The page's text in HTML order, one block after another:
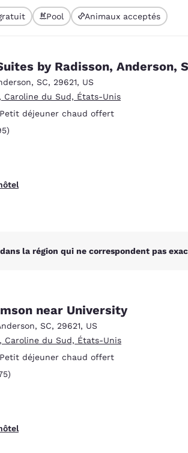
Latin America Canada
Español English
Germany
Pool Animaux acceptés
by Radisson, Anderson,
, SC, 29621, US
Caroline du Sud, États-Unis
Petit déjeuner chaud offert
la région qui ne correspondent pas
near University
, SC, 29621, US
Caroline du Sud, États-Unis
Petit déjeuner chaud offert
commentaires